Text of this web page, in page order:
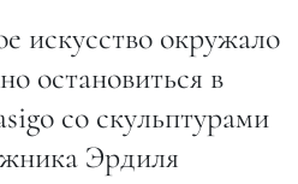
искусство окружало
остановиться в
со скульптурами
Эрдиля